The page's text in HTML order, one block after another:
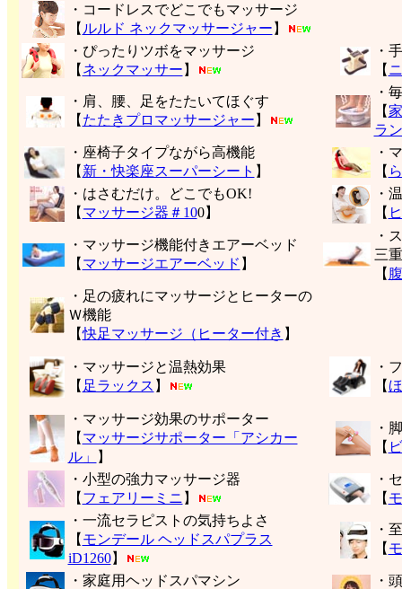
・コードレスでどこでもマッサージ
【 ルルド ネックマッサージャー 】
・ぴったりツボをマッサージ
【 ネックマッサー 】
・
【
・肩、腰、足をたたいてほぐす
【 たたきプロマッサージャー 】
・
【
ラ
・座椅子タイプながら高機能
【 新・快楽座スーパーシート 】
・
【
・はさむだけ。どこでもOK!
【 マッサージ器＃100】
・
【
・マッサージ機能付きエアーベッド
【 マッサージエアーベッド 】
・
三
【
・足の疲れにマッサージとヒーターの
Ｗ機能
【快足マッサージ（ヒーター付き 】
・マッサージと温熱効果
【 足ラックス 】
・
【
・マッサージ効果のサポーター
【 マッサージサポーター「アシカー
ル」
】
・
【
・小型の強力マッサージ器
【 フェアリーミニ 】
・
【
・一流セラピストの気持ちよさ
【 モンデール ヘッドスパプラス
iD1260】
・
【
・家庭用ヘッドスパマシン
・